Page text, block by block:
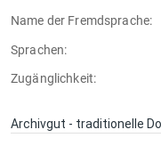
Name der Fremdsprache:
Sprachen:
Zugänglichkeit:
Archivgut - traditionelle